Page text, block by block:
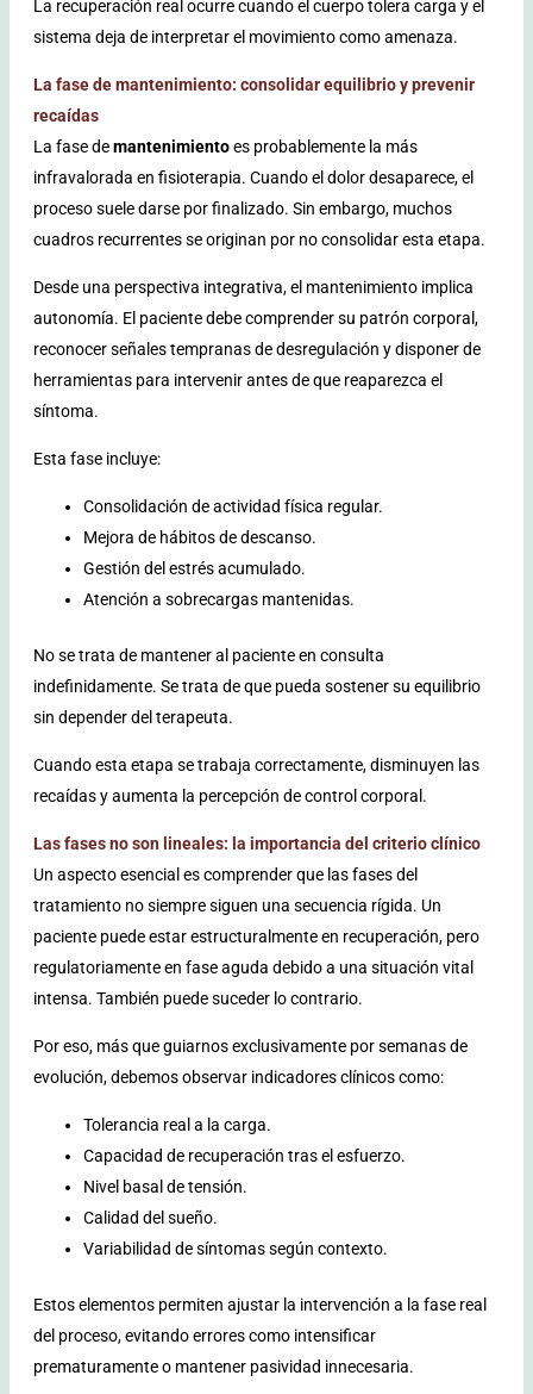
La recuperación real ocurre cuando el cuerpo tolera carga y el
sistema deja de interpretar el movimiento como amenaza.
La fase de mantenimiento: consolidar equilibrio y prevenir
recaídas
La fase demantenimientoes probablemente la más
infravalorada en fisioterapia. Cuando el dolor desaparece, el
proceso suele darse por finalizado. Sin embargo, muchos
cuadros recurrentes se originan por no consolidar esta etapa.
Desde una perspectiva integrativa, el mantenimiento implica
autonomía. El paciente debe comprender su patrón corporal,
reconocer señales tempranas de desregulación y disponer de
herramientas para intervenir antes de que reaparezca el
síntoma.
Esta fase incluye:
Consolidación de actividad física regular.
Mejora de hábitos de descanso.
Gestión del estrés acumulado.
Atención a sobrecargas mantenidas.
No se trata de mantener al paciente en consulta
indefinidamente. Se trata de que pueda sostener su equilibrio
sin depender del terapeuta.
Cuando esta etapa se trabaja correctamente, disminuyen las
recaídas y aumenta la percepción de control corporal.
Las fases no son lineales: la importancia del criterio clínico
Un aspecto esencial es comprender que las fases del
tratamiento no siempre siguen una secuencia rígida. Un
paciente puede estar estructuralmente en recuperación, pero
regulatoriamente en fase aguda debido a una situación vital
intensa. También puede suceder lo contrario.
Por eso, más que guiarnos exclusivamente por semanas de
evolución, debemos observar indicadores clínicos como:
Tolerancia real a la carga.
Capacidad de recuperación tras el esfuerzo.
Nivel basal de tensión.
Calidad del sueño.
Variabilidad de síntomas según contexto.
Estos elementos permiten ajustar la intervención a la fase real
del proceso, evitando errores como intensificar
prematuramente o mantener pasividad innecesaria.